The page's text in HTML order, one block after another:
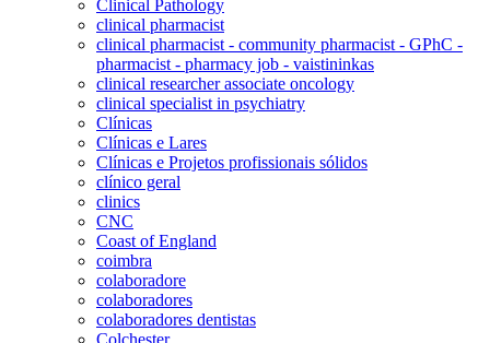
Clinical Pathology
clinical pharmacist
clinical pharmacist - community pharmacist - GPhC -
pharmacist - pharmacy job - vaistininkas
clinical researcher associate oncology
clinical specialist in psychiatry
Clínicas
Clínicas e Lares
Clínicas e Projetos profissionais sólidos
clínico geral
clinics
CNC
Coast of England
coimbra
colaboradore
colaboradores
colaboradores dentistas
Colchester